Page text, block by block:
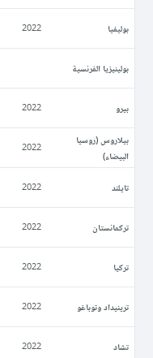
بوليفيا 2022
بولينيزيا الفرنسية
بيرو 2022
بيلاروس (روسيا
البيضاء)
2022
تايلند 2022
تركمانستان 2022
تركيا 2022
ترينيداد وتوباغو 2022
تشاد 2022